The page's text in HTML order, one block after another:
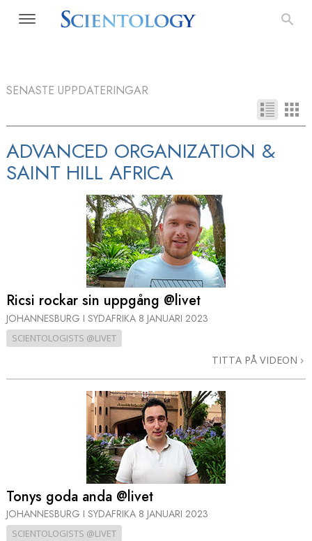
SENASTE UPPDATERINGAR
ADVANCED ORGANIZATION &
SAINT HILL AFRICA
Ricsi rockar sin uppgång @livet
JOHANNESBURG I SYDAFRIKA 8 JANUARI 2023
SCIENTOLOGISTS @LIVET
TITTA PÅ VIDEON
Tonys goda anda @livet
JOHANNESBURG I SYDAFRIKA 8 JANUARI 2023
SCIENTOLOGISTS @LIVET